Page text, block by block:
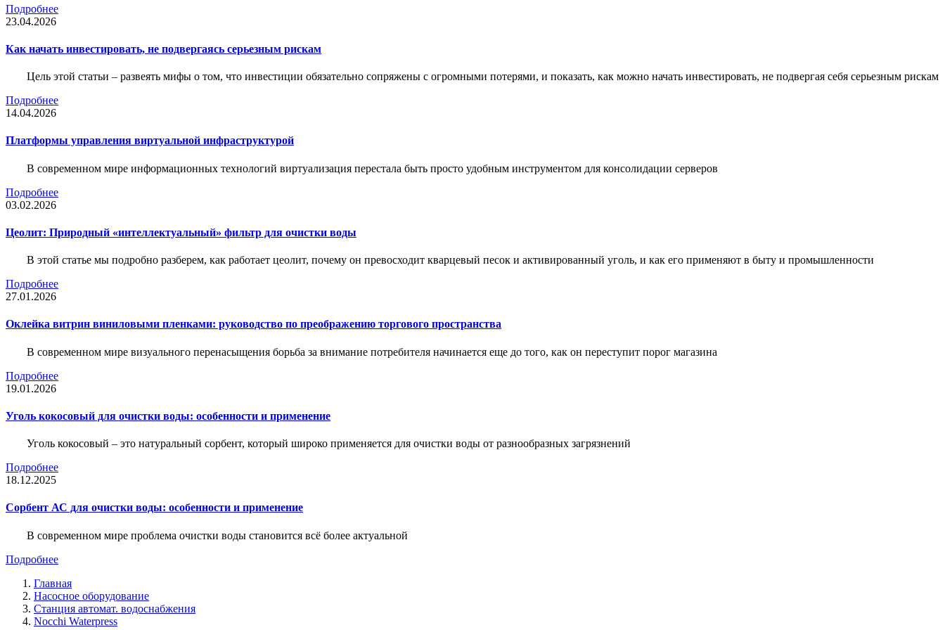
Подробнее
23.04.2026
Как начать инвестировать, не подвергаясь серьезным рискам
Цель этой статьи – развеять мифы о том, что инвестиции обязательно сопряжены с огромными потерями, и показать, как можно начать инвестировать, не подвергая себя серьезным рискам
Подробнее
14.04.2026
Платформы управления виртуальной инфраструктурой
В современном мире информационных технологий виртуализация перестала быть просто удобным инструментом для консолидации серверов
Подробнее
03.02.2026
Цеолит: Природный «интеллектуальный» фильтр для очистки воды
В этой статье мы подробно разберем, как работает цеолит, почему он превосходит кварцевый песок и активированный уголь, и как его применяют в быту и промышленности
Подробнее
27.01.2026
Оклейка витрин виниловыми пленками: руководство по преображению торгового пространства
В современном мире визуального перенасыщения борьба за внимание потребителя начинается еще до того, как он переступит порог магазина
Подробнее
19.01.2026
Уголь кокосовый для очистки воды: особенности и применение
Уголь кокосовый – это натуральный сорбент, который широко применяется для очистки воды от разнообразных загрязнений
Подробнее
18.12.2025
Сорбент АС для очистки воды: особенности и применение
В современном мире проблема очистки воды становится всё более актуальной
Подробнее
Главная
Насосное оборудование
Станция автомат. водоснабжения
Nocchi Waterpress